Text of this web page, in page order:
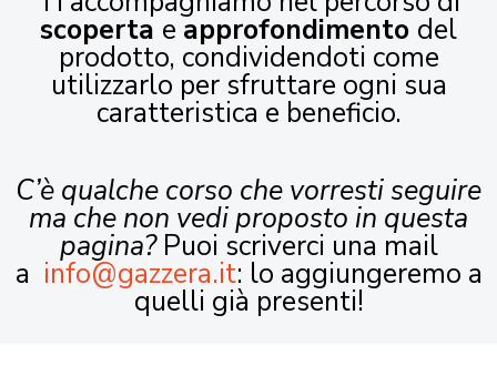
scoperta e approfondimento del
prodotto, condividendoti come
utilizzarlo per sfruttare ogni sua
caratteristica e beneficio.
C’è qualche corso che vorresti seguire
ma che non vedi proposto in questa
pagina?Puoi scriverci una mail
a info@gazzera.it: lo aggiungeremo a
quelli già presenti!